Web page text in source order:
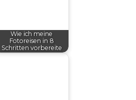
Wie ich meine
Fotoreisen in 8
Schritten vorbereite